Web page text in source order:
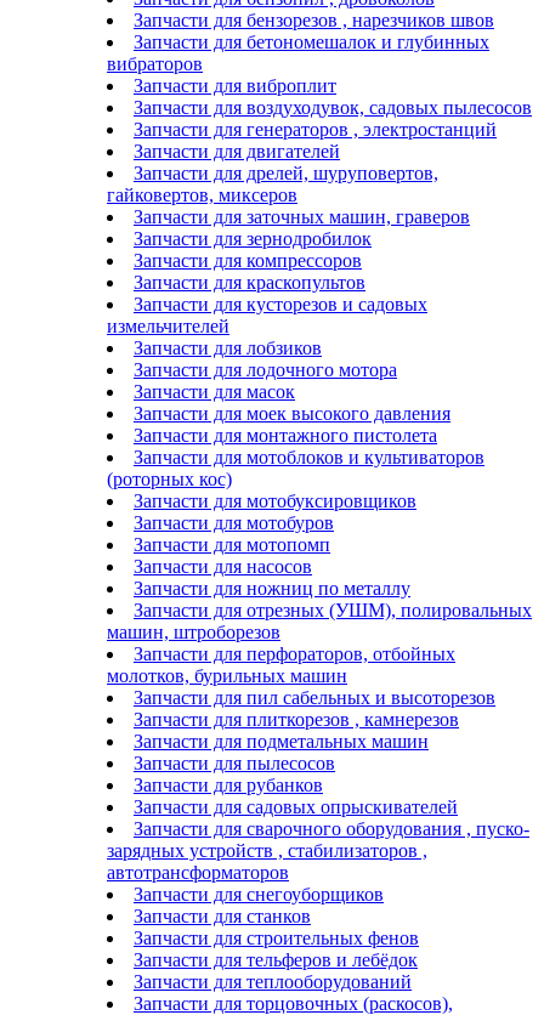
Запчасти для бензорезов , нарезчиков швов
Запчасти для бетономешалок и глубинных
вибраторов
Запчасти для виброплит
Запчасти для воздуходувок, садовых пылесосов
Запчасти для генераторов , электростанций
Запчасти для двигателей
Запчасти для дрелей, шуруповертов,
гайковертов, миксеров
Запчасти для заточных машин, граверов
Запчасти для зернодробилок
Запчасти для компрессоров
Запчасти для краскопультов
Запчасти для кусторезов и садовых
измельчителей
Запчасти для лобзиков
Запчасти для лодочного мотора
Запчасти для масок
Запчасти для моек высокого давления
Запчасти для монтажного пистолета
Запчасти для мотоблоков и культиваторов
(роторных кос)
Запчасти для мотобуксировщиков
Запчасти для мотобуров
Запчасти для мотопомп
Запчасти для насосов
Запчасти для ножниц по металлу
Запчасти для отрезных (УШМ), полировальных
машин, штроборезов
Запчасти для перфораторов, отбойных
молотков, бурильных машин
Запчасти для пил сабельных и высоторезов
Запчасти для плиткорезов , камнерезов
Запчасти для подметальных машин
Запчасти для пылесосов
Запчасти для рубанков
Запчасти для садовых опрыскивателей
Запчасти для сварочного оборудования , пуско-
зарядных устройств , стабилизаторов ,
автотрансформаторов
Запчасти для снегоуборщиков
Запчасти для станков
Запчасти для строительных фенов
Запчасти для тельферов и лебёдок
Запчасти для теплооборудований
Запчасти для торцовочных (раскосов),